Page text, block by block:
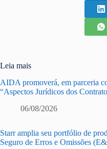
Leia mais
AIDA promoverá, em parceria
“Aspectos Jurídicos dos
06/08/2026
Starr amplia seu portfólio de
Seguro de Erros e Omissões